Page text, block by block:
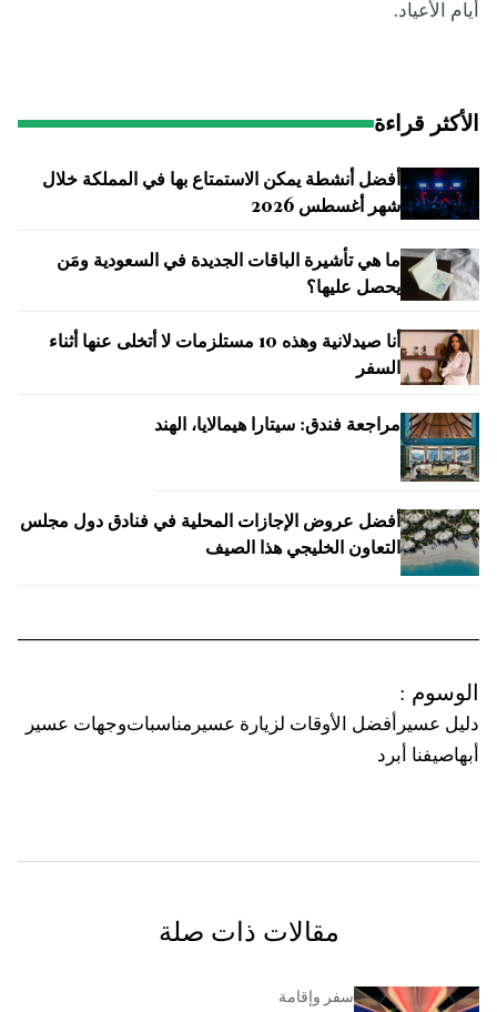
أيام الأعياد.
الأكثر قراءة
أفضل أنشطة يمكن الاستمتاع بها في المملكة خلال
شهر أغسطس 2026
ما هي تأشيرة الباقات الجديدة في السعودية ومَن
يحصل عليها؟
أنا صيدلانية وهذه 10 مستلزمات لا أتخلى عنها أثناء
السفر
مراجعة فندق: سيتارا هيمالايا، الهند
أفضل عروض الإجازات المحلية في فنادق دول مجلس
التعاون الخليجي هذا الصيف
الوسوم :
دليل عسير أفضل الأوقات لزيارة عسير مناسباتوجهات عسير
أبهاصيفنا أبرد
مقالات ذات صلة
سفر وإقامة